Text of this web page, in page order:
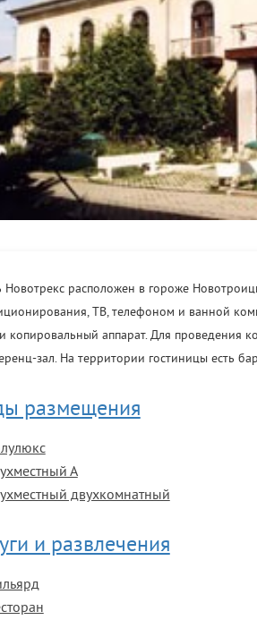
Новотрекс расположен в гороже
ТВ, телефоном и ванной
копировальный аппарат. Для проведения
зал. На территории гостиницы есть
размещения
А
двухкомнатный
и развлечения